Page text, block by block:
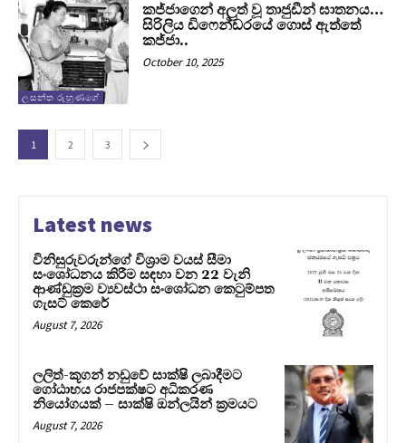
ලසන්ත රුහුණගේ
කජ්ජාගෙන් අලුත් වූ තාජුඩීන් ඝාතනය…
සිරිලිය ඩිෆෙන්ඩරයේ ගොස් ඇත්තේ
කජ්ජා..
October 10, 2025
1 2 3
Latest news
විනිසුරුවරුන්ගේ විශ්‍රාම වයස් සීමා
සංශෝධනය කිරීම සඳහා වන 22 වැනි
ආණ්ඩුක්‍රම ව්‍යවස්ථා සංශෝධන කෙටුම්පත
ගැසට් කෙරේ
August 7, 2026
ලලිත්-කූගන් නඩුවේ සාක්ෂි ලබාදීමට
ගෝඨාභය රාජපක්ෂට අධිකරණ
නියෝගයක් – සාක්ෂි ඔන්ලයින් ක්‍රමයට
August 7, 2026